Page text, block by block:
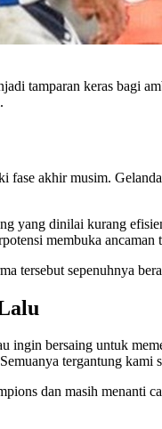
tamparan keras bagi
fase akhir musim.
yang dinilai kurang
membuka
tersebut sepenuhnya
ingin bersaing untuk
tergantung kami
dan masih